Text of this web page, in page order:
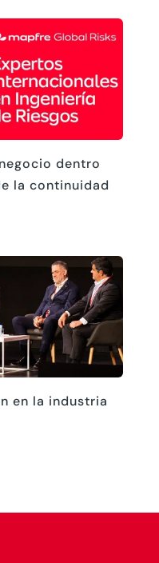
dentro
la continuidad
en la industria